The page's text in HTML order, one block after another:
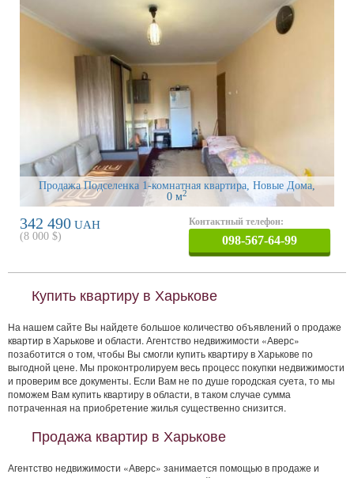
Продажа Подселенка 1-комнатная квартира, Новые Дома
0 м2
342 490 UAH
(8 000 $)
Контактный телефон:
098-567-64-99
Купить квартиру в Харькове
На нашем сайте Вы найдете большое количество объявлений о продаже
квартир в Харькове и области. Агентство недвижимости «Аверс»
позаботится о том, чтобы Вы смогли купить квартиру в Харькове по
выгодной цене. Мы проконтролируем весь процесс покупки недвижимости
и проверим все документы. Если Вам не по душе городская суета, то мы
поможем Вам купить квартиру в области, в таком случае сумма
потраченная на приобретение жилья существенно снизится.
Продажа квартир в Харькове
Агентство недвижимости «Аверс» занимается помощью в продаже и